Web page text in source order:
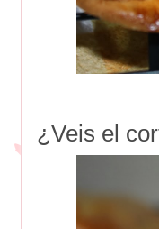
¿Veis el